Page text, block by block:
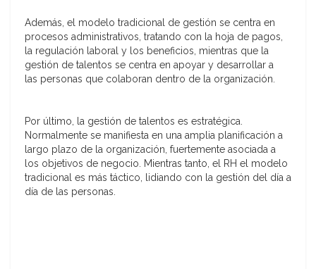
Además, el modelo tradicional de gestión se centra en
procesos administrativos, tratando con la hoja de pagos,
la regulación laboral y los beneficios, mientras que la
gestión de talentos se centra en apoyar y desarrollar a
las personas que colaboran dentro de la organización.
Por último, la gestión de talentos es estratégica.
Normalmente se manifiesta en una amplia planificación a
largo plazo de la organización, fuertemente asociada a
los objetivos de negocio. Mientras tanto, el RH el modelo
tradicional es más táctico, lidiando con la gestión del día a
día de las personas.